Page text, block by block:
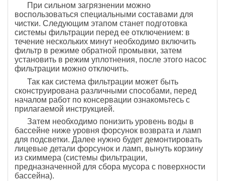
При сильном загрязнении можно
воспользоваться специальными составами для
чистки. Следующим этапом станет подготовка
системы фильтрации перед ее отключением: в
течение нескольких минут необходимо включить
фильтр в режиме обратной промывки, затем
установить в режим уплотнения, после этого насос
фильтрации можно отключить.
Так как система фильтрации может быть
сконструирована различными способами, перед
началом работ по консервации ознакомьтесь с
прилагаемой инструкцией.
Затем необходимо понизить уровень воды в
бассейне ниже уровня форсунок возврата и ламп
для подсветки. Далее нужно будет демонтировать
лицевые детали форсунок и ламп, вынуть корзину
из скиммера (системы фильтрации,
предназначенной для сбора мусора с поверхности
бассейна).